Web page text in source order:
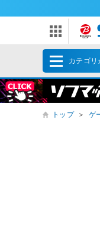
カテゴ
トップ ＞ ゲ